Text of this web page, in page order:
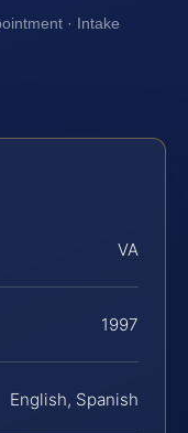
· Intake
VA
1997
English, Spanish